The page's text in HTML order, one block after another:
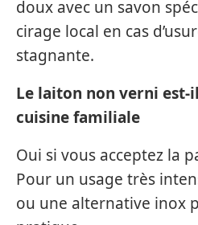
doux avec un savon
cirage local en cas
stagnante.
Le laiton non verni est-
cuisine familiale
Oui si vous acceptez la
Pour un usage très
ou une alternative inox